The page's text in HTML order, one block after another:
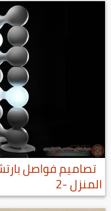
تصاميم فواصل
المنزل -2